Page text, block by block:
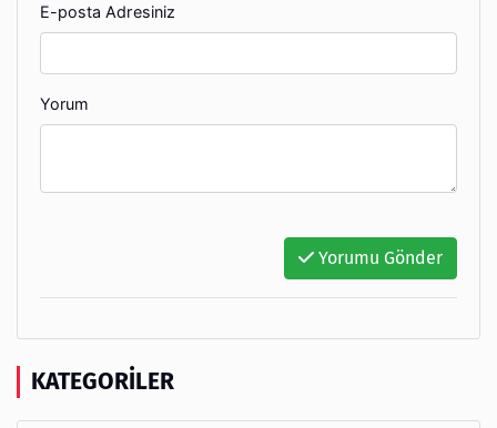
E-posta Adresiniz
Yorum
Yorumu Gönder
KATEGORILER